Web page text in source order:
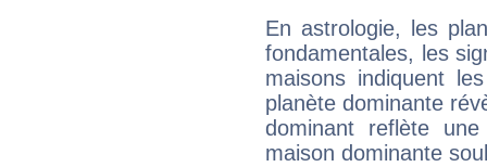
En astrologie, les
fondamentales, les
maisons indiquent
planète dominante
dominant reflète
maison dominante